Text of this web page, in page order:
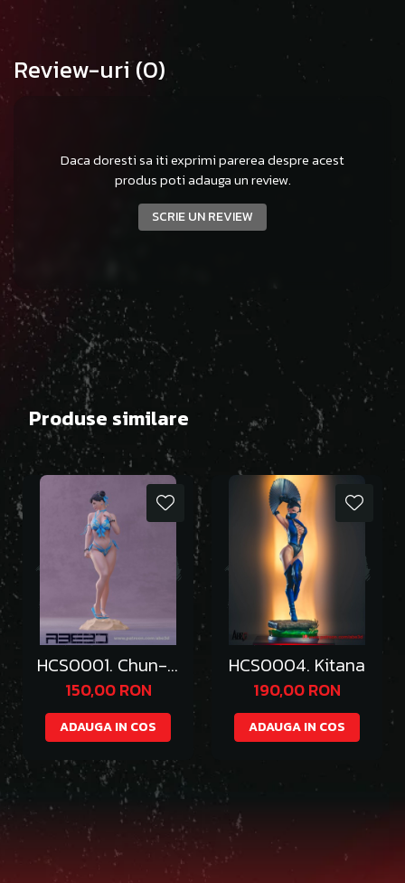
Review-uri(0)
Daca doresti sa iti exprimi parerea despre acest
produs poti adauga un review.
SCRIE UN REVIEW
Produse similare
HCS0001. Chun-Li
Bikini
150,00 RON
ADAUGA IN COS
HCS0004. Kitana
190,00 RON
ADAUGA IN COS